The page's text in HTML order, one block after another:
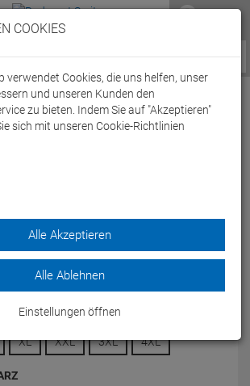
Service / Hilfe
Unisex - S schwarz
BASE bietet eine perfekte Kombination aus
Design, ideal für den Alltag oder
XL XXL 3XL 4XL
COOKIES
verwendet Cookies, die uns helfen, unser
und unseren Kunden den
zu bieten. Indem Sie auf "Akzeptieren"
sich mit unseren Cookie-Richtlinien
Alle Akzeptieren
Alle Ablehnen
Einstellungen öffnen